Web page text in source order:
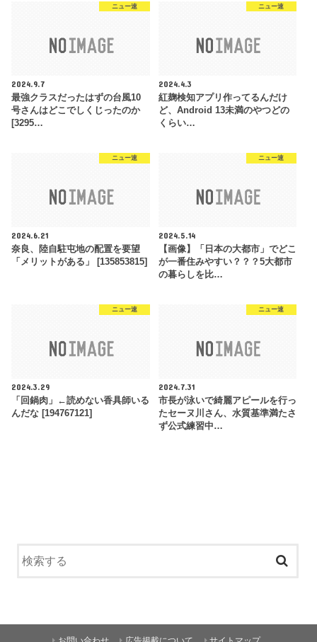
ニュー速
2024.9.7
最強クラスだったはずの台風10
号さんはどこでしくじったのか
[3295…
ニュー速
2024.4.3
紅麹検知アプリ作ってるんだけ
ど、Android 13未満のやつどの
くらい…
ニュー速
2024.6.21
奈良、陸自駐屯地の配置を要望
「メリットがある」 [135853815]
ニュー速
2024.5.14
【画像】「日本の大都市」でどこ
が一番住みやすい？？？5大都市
の暮らしを比…
ニュー速
2024.3.29
「回鍋肉」←読めない香具師いる
んだな [194767121]
ニュー速
2024.7.31
市長が泳いで綺麗アピールを行っ
たセーヌ川さん、水質基準満たさ
ず公式練習中…